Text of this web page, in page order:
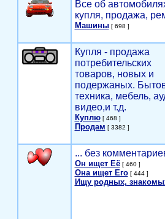
Все об
купля, продажа,
Машины[ 698 ]
Купля - продажа
потребительских
товаров, новых и
подержаных.
техника, мебель,
видео,и т.д.
Куплю[ 468 ]
Продам [ 3382 ]
... без
Он ищет Её[ 460 ]
Она ищет Его[ 444 ]
Ищу родных,